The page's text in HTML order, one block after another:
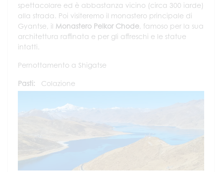
spettacolare ed è abbastanza vicino (circa 300 iarde)
alla strada. Poi visiteremo il monastero principale di
Gyantse, il Monastero Pelkor Chode, famoso per la sua
architettura raffinata e per gli affreschi e le statue
intatti.
Pernottamento a Shigatse
Pasti: Colazione